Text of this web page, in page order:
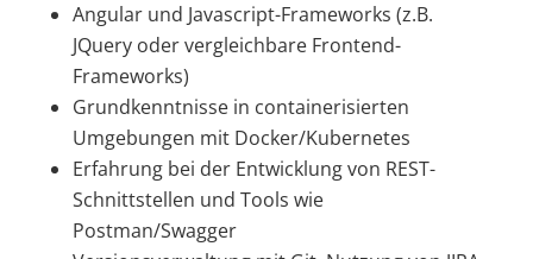
Angular und Javascript-Frameworks (z.B.
JQuery oder vergleichbare Frontend-
Frameworks)
Grundkenntnisse in containerisierten
Umgebungen mit Docker/Kubernetes
Erfahrung bei der Entwicklung von REST-
Schnittstellen und Tools wie
Postman/Swagger